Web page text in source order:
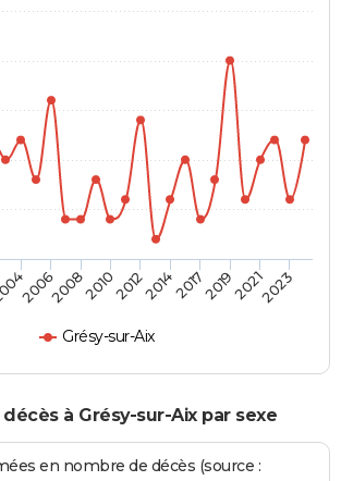
Grésy-sur-Aix
200620082010201220142017201920212023
à Grésy-sur-Aix par sexe
en nombre de décès (source :